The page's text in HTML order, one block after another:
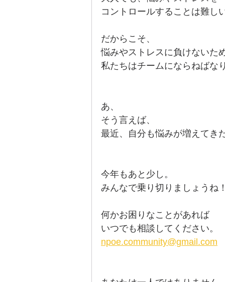
コントロールすることは難し
だからこそ、
悩みやストレスに負けないた
私たちはチームにならねばな
あ、
そう言えば、
最近、自分も悩みが増えてき
今年もあと少し。
みんなで乗り切りましょうね！
何かお困りなことがあれば
いつでも相談してください。
npoe.community@gmail.com